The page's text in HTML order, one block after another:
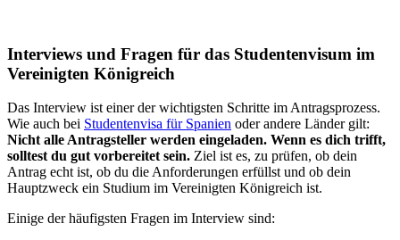
Interviews und Fragen für das Studentenvisum im
Vereinigten Königreich
Das Interview ist einer der wichtigsten Schritte im Antragsprozess.
Wie auch bei Studentenvisa für Spanien oder andere Länder gilt:
Nicht alle Antragsteller werden eingeladen. Wenn es dich trifft,
solltest du gut vorbereitet sein. Ziel ist es, zu prüfen, ob dein
Antrag echt ist, ob du die Anforderungen erfüllst und ob dein
Hauptzweck ein Studium im Vereinigten Königreich ist.
Einige der häufigsten Fragen im Interview sind: